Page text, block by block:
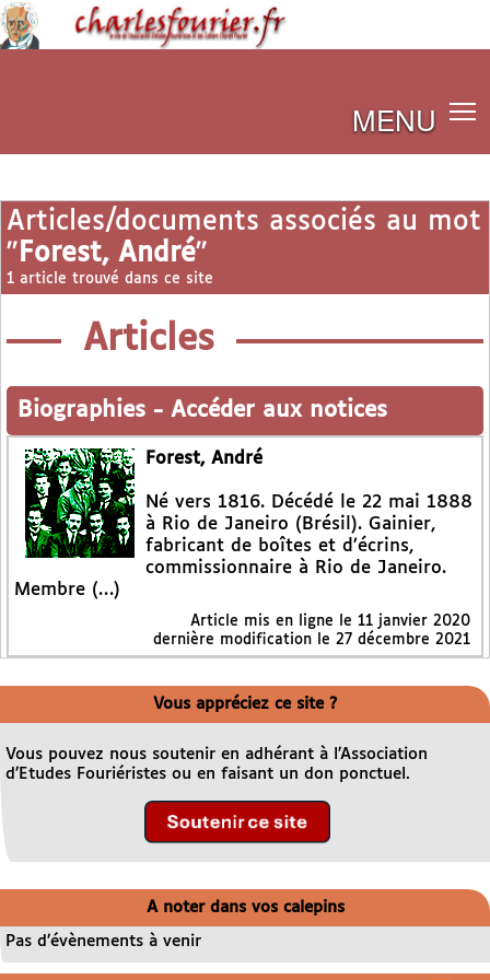
MENU
Articles/documents associés au mot
" Forest, André"
1 article trouvé dans ce site
Articles
Biographies - Accéder aux notices
Forest, André
Né vers 1816. Décédé le 22 mai 1888
à Rio de Janeiro (Brésil). Gainier,
fabricant de boîtes et d’écrins,
commissionnaire à Rio de Janeiro.
Membre (…)
Article mis en ligne le 11 janvier 2020
dernière modification le 27 décembre 2021
Vous appréciez ce site ?
Vous pouvez nous soutenir en adhérant à l’Association
d’Etudes Fouriéristes ou en faisant un don ponctuel.
A noter dans vos calepins
Pas d’évènements à venir